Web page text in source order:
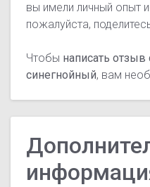
вы имели личный опыт
пожалуйста,
Чтобы написать
синегнойный, вам